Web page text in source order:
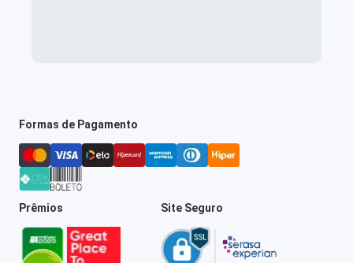
Formas de Pagamento
Prêmios Site Seguro